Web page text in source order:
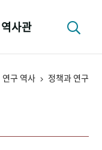
사관
연구 역사 정책과 연구